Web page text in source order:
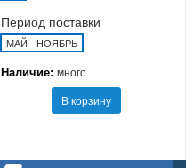
Период поставки
МАЙ - НОЯБРЬ
Наличие: много
В корзину